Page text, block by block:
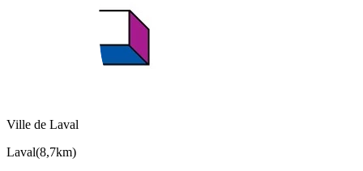
Ville de Laval
Laval(8,7km)